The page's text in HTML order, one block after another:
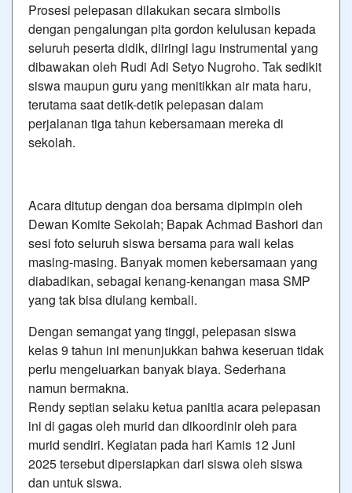
Prosesi pelepasan dilakukan secara simbolis
dengan pengalungan pita gordon kelulusan kepada
seluruh peserta didik, diiringi lagu instrumental yang
dibawakan oleh Rudi Adi Setyo Nugroho. Tak sedikit
siswa maupun guru yang menitikkan air mata haru,
terutama saat detik-detik pelepasan dalam
perjalanan tiga tahun kebersamaan mereka di
sekolah.
Acara ditutup dengan doa bersama dipimpin oleh
Dewan Komite Sekolah; Bapak Achmad Bashori dan
sesi foto seluruh siswa bersama para wali kelas
masing-masing. Banyak momen kebersamaan yang
diabadikan, sebagai kenang-kenangan masa SMP
yang tak bisa diulang kembali.
Dengan semangatyang tinggi, pelepasan siswa
kelas 9 tahun ini menunjukkan bahwa keseruan tidak
perlu mengeluarkan banyakbiaya. Sederhana
namun bermakna.
Rendy septian selaku ketua panitia acara pelepasan
ini di gagas oleh murid dan dikoordinir oleh para
murid sendiri. Kegiatan pada hari Kamis 12 Juni
2025 tersebut dipersiapkan dari siswa oleh siswa
dan untuk siswa.